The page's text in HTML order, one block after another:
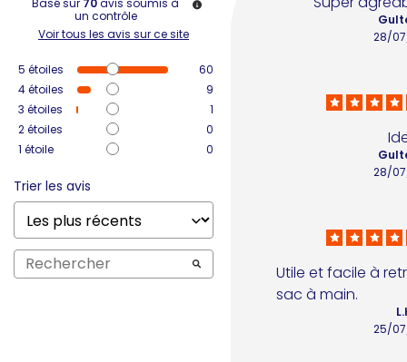
un contrôle
Voir tous les avis sur ce site
5 étoiles
60
4étoiles
9
3 étoiles
1
2étoiles
0
1 étoile 0
Trier les avis
28/
28/
Utile et facile à
sac à main.
25/